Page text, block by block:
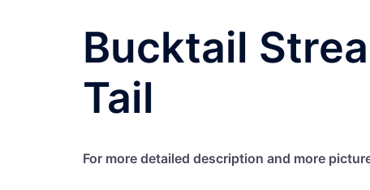
Bucktail
Tail
For more detail­ed descrip­ti­on and more